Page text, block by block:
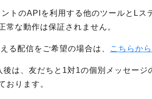
トのAPIを利用する他のツールとLス
常な動作は保証されません。
る配信をご希望の場合は、 こちらから
は、友だちと1対1の個別メッセージ
おります。